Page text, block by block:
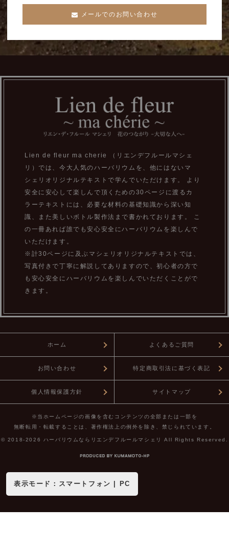
メールでのお問い合わせ
Lien de fleur ma cherie （リエンデフルールマシェ
リ）では、今大人気のハーバリウムを、他にはないマ
シェリオリジナルテキストで学んでいただけます。 より
安全に安心して楽しんで頂くための30ページに渡るカ
ラーテキストには、必要な材料の基礎知識から深い知
識、また美しいボトル製作法まで書かれております。 こ
の一冊あれば誰でも安心安全にハーバリウムを楽しんで
いただけます。
※計30ページに及ぶマシェリオリジナルテキストでは、
写真付きで丁寧に解説してありますので、初心者の方で
も安心安全にハーバリウムを楽しんでいただくことがで
きます。
ホーム よくあるご質問
お問い合わせ 特定商取引法に基づく表記
個人情報保護方針 サイトマップ
※当ホームページの画像を含むコンテンツの全部または一部を
無断転用・転載することは、著作権法上の例外を除き、禁じられています。
© 2018-2026 ハーバリウムならリエンデフルールマシェリ All Rights Reserved.
表示モード： スマートフォン PC